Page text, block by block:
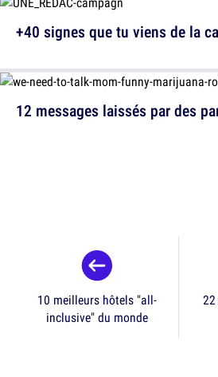
12 messages laissés par des
+40 signes que tu viens de la
10 meilleurs hôtels "all-
inclusive" du monde